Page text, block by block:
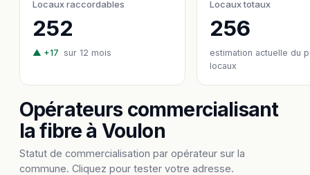
Locaux raccordables
252
▲ +17 sur 12 mois
Locaux totaux
256
estimation actuelle du
locaux
Opérateurs commercialisant
la fibre à Voulon
Statut de commercialisation par opérateur sur la
commune. Cliquez pour tester votre adresse.